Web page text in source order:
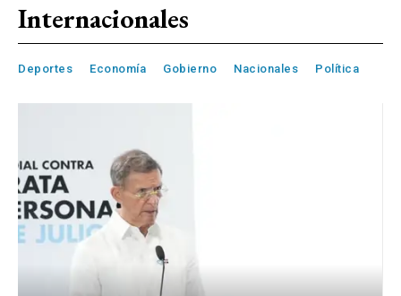
Internacionales
Deportes Economía Gobierno Nacionales Política